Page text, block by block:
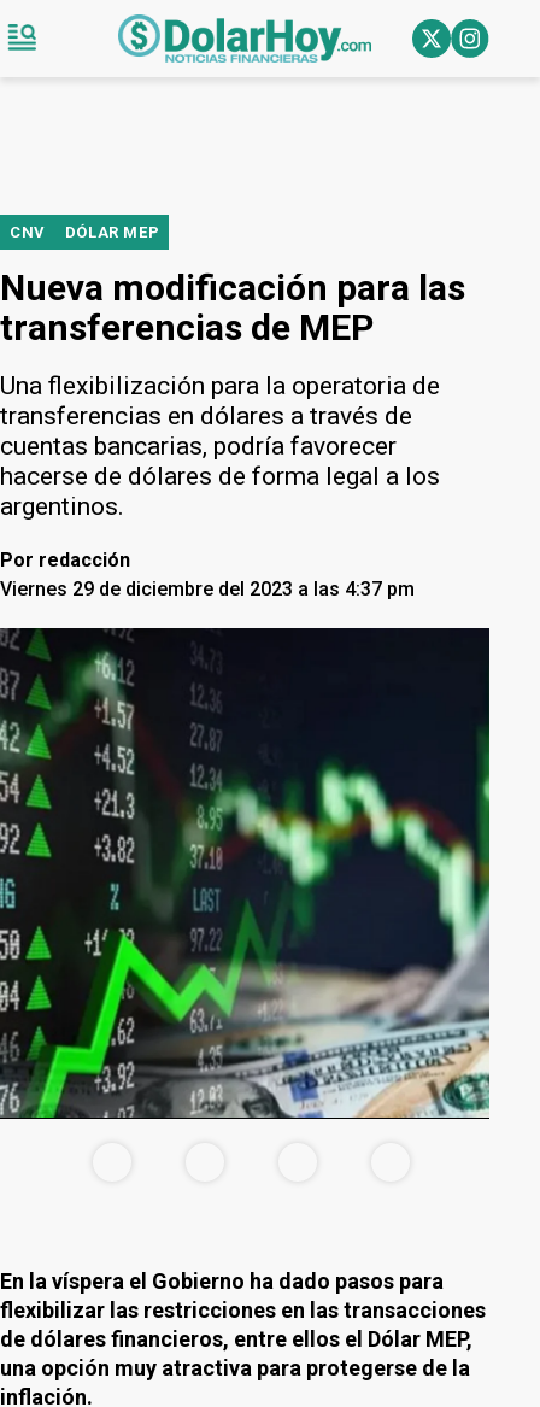
CNV DÓLAR MEP
Nueva modificación para las
transferencias de MEP
Una flexibilización para la operatoria de
transferencias en dólares a través de
cuentas bancarias, podría favorecer
hacerse de dólares de forma legal a los
argentinos.
Por redacción
Viernes 29 de diciembre del 2023 a las 4:37 pm
En la víspera el Gobierno ha dado pasos para
flexibilizar las restricciones en las transacciones
de dólares financieros, entre ellos el Dólar MEP,
una opción muy atractiva para protegerse de la
inflación.